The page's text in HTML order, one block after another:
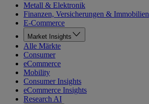
Metall & Elektronik
Finanzen, Versicherungen & Immobilien
E-Commerce
Market Insights
Alle Märkte
Consumer
eCommerce
Mobility
Consumer Insights
eCommerce Insights
Research AI